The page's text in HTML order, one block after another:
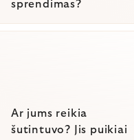
sprendimas?
Ar jums reikia
šutintuvo? Jis puikiai